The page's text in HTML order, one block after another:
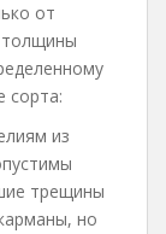
от
толщины
сорта:
из
трещины
но